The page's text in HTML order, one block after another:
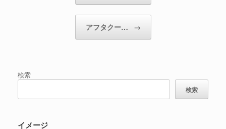
アフタクー… →
検索
検索
イメージ